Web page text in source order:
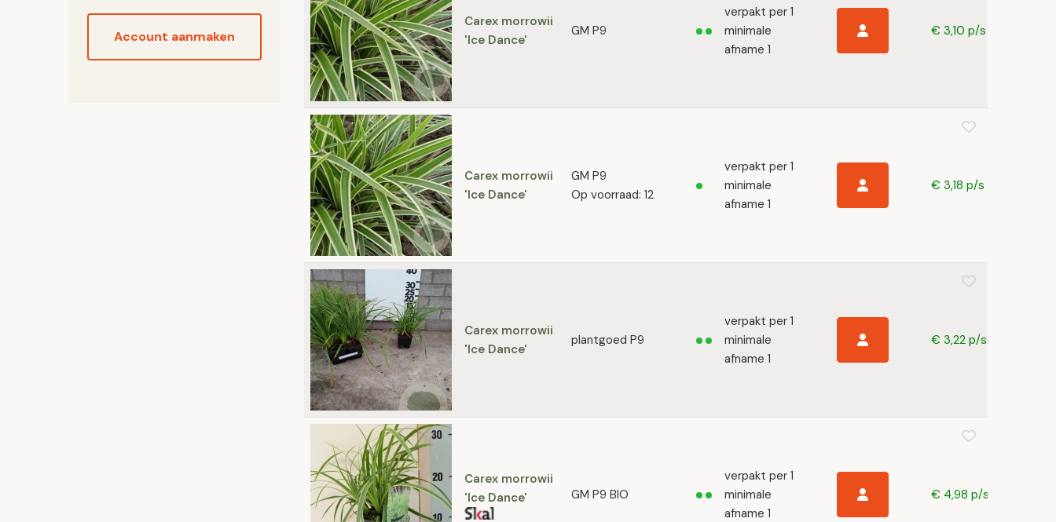
Account aanmaken
Carex morrowii
'Ice Dance'
GM P9
verpakt per 1
minimale
afname 1
€ 3,10 p/s
Carex morrowii
'Ice Dance'
GM P9
Op voorraad: 12
verpakt per 1
minimale
afname 1
€ 3,18 p/s
Carex morrowii
'Ice Dance'
plantgoed P9
verpakt per 1
minimale
afname 1
€ 3,22 p/s
Carex morrowii
'Ice Dance'
GM P9 BIO
verpakt per 1
minimale
afname 1
€ 4,98 p/s